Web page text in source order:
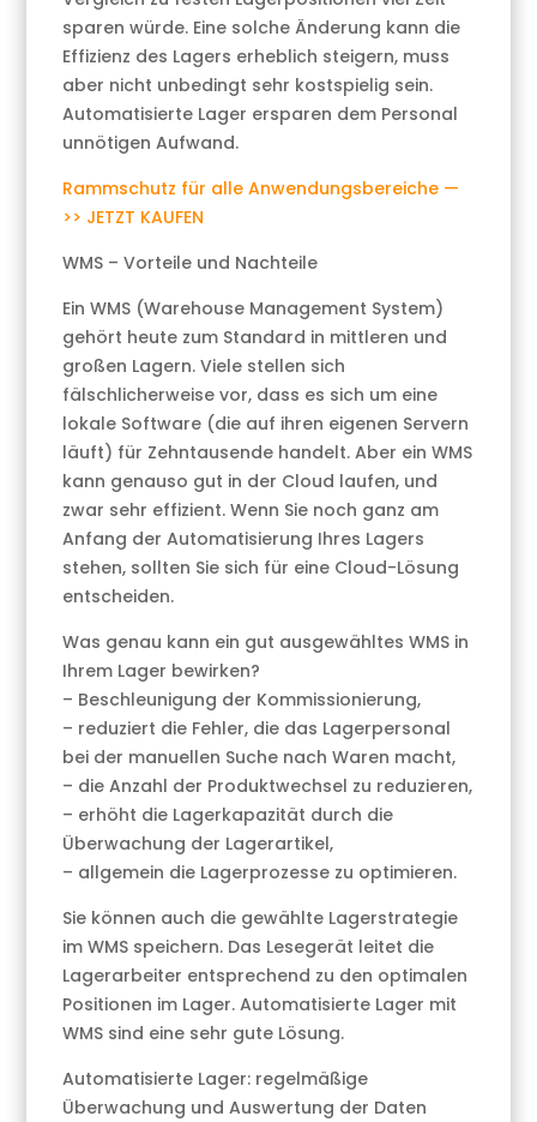
sparen würde. Eine solche Änderung kann die
Effizienz des Lagers erheblich steigern, muss
aber nicht unbedingt sehr kostspielig sein.
Automatisierte Lager ersparen dem Personal
unnötigen Aufwand.
Rammschutz für alle Anwendungsbereiche —
>> JETZT KAUFEN
WMS – Vorteile und Nachteile
Ein WMS (Warehouse Management System)
gehört heute zum Standard in mittleren und
großen Lagern. Viele stellen sich
fälschlicherweise vor, dass es sich um eine
lokale Software (die auf ihren eigenen Servern
läuft) für Zehntausende handelt. Aber ein WMS
kann genauso gut in der Cloud laufen, und
zwar sehr effizient. Wenn Sie noch ganz am
Anfang der Automatisierung Ihres Lagers
stehen, sollten Sie sich für eine Cloud-Lösung
entscheiden.
Was genau kann ein gut ausgewähltes WMS in
Ihrem Lager bewirken?
– Beschleunigung der Kommissionierung,
– reduziert die Fehler, die das Lagerpersonal
bei der manuellen Suche nach Waren macht,
– die Anzahl der Produktwechsel zu reduzieren,
– erhöht die Lagerkapazität durch die
Überwachung der Lagerartikel,
– allgemein die Lagerprozesse zu optimieren.
Sie können auch die gewählte Lagerstrategie
im WMS speichern. Das Lesegerät leitet die
Lagerarbeiter entsprechend zu den optimalen
Positionen im Lager. Automatisierte Lager mit
WMS sind eine sehr gute Lösung.
Automatisierte Lager: regelmäßige
Überwachung und Auswertung der Daten